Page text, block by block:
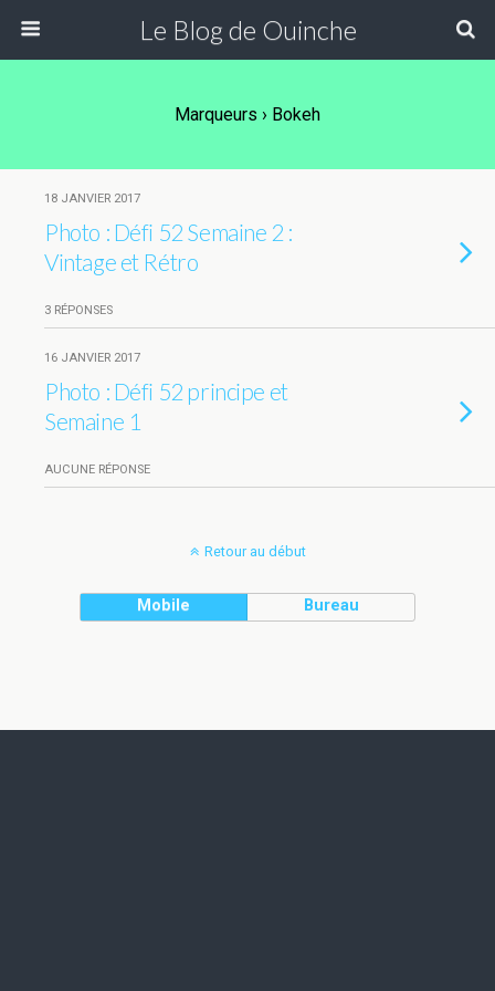
Le Blog de Ouinche
Marqueurs › Bokeh
18 JANVIER 2017
Photo : Défi 52 Semaine 2 :
Vintage et Rétro
3 RÉPONSES
16 JANVIER 2017
Photo : Défi 52 principe et
Semaine 1
AUCUNE RÉPONSE
Retour au début
Mobile Bureau